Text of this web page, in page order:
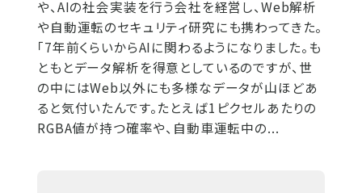
や、AIの社会実装を行う会社を経営し、Web解析
や自動運転のセキュリティ研究にも携わってきた。
「7年前くらいからAIに関わるようになりました。も
ともとデータ解析を得意としているのですが、世
の中にはWeb以外にも多様なデータが山ほどあ
ると気付いたんです。たとえば1ピクセルあたりの
RGBA値が持つ確率や、自動車運転中の...